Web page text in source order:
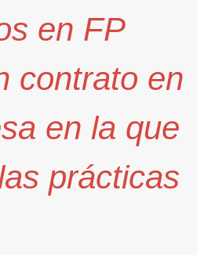
en FP
contrato en
en la que
prácticas